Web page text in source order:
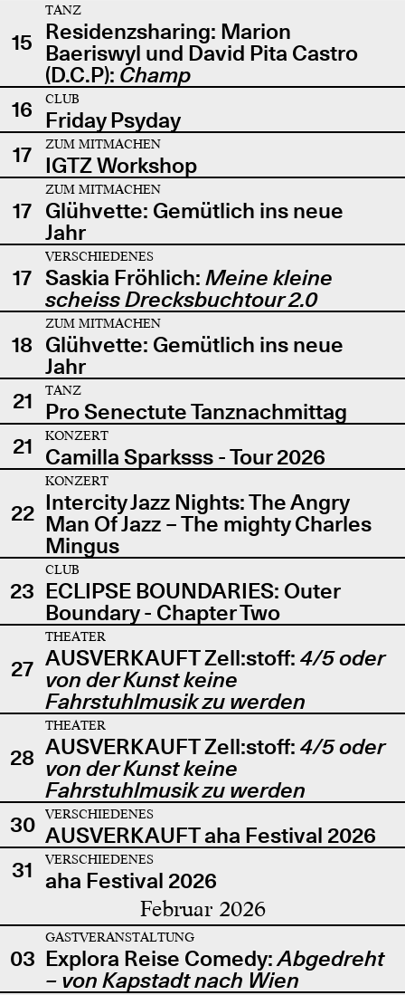
15
TANZ
Residenzsharing: Marion
Baeriswyl und David Pita Castro
(D.C.P): Champ
16
CLUB
Friday Psyday
17
ZUM MITMACHEN
IGTZ Workshop
17
ZUM MITMACHEN
Glühvette: Gemütlich ins neue
Jahr
17
VERSCHIEDENES
Saskia Fröhlich: Meine kleine
scheiss Drecksbuchtour 2.0
18
ZUM MITMACHEN
Glühvette: Gemütlich ins neue
Jahr
21
TANZ
Pro Senectute Tanznachmittag
21
KONZERT
Camilla Sparksss - Tour 2026
22
KONZERT
Intercity Jazz Nights: The Angry
Man Of Jazz – The mighty Charles
Mingus
23
CLUB
ECLIPSE BOUNDARIES: Outer
Boundary - Chapter Two
27
THEATER
AUSVERKAUFT Zell:stoff: 4/5 oder
von der Kunst keine
Fahrstuhlmusik zu werden
28
THEATER
AUSVERKAUFT Zell:stoff: 4/5 oder
von der Kunst keine
Fahrstuhlmusik zu werden
30
VERSCHIEDENES
AUSVERKAUFT aha Festival 2026
31
VERSCHIEDENES
aha Festival 2026
Februar 2026
03
GASTVERANSTALTUNG
Explora Reise Comedy:Abgedreht
– von Kapstadt nach Wien